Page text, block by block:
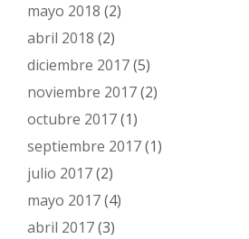
mayo 2018 (2)
abril 2018 (2)
diciembre 2017(5)
noviembre 2017(2)
octubre 2017(1)
septiembre 2017(1)
julio 2017(2)
mayo 2017(4)
abril 2017(3)